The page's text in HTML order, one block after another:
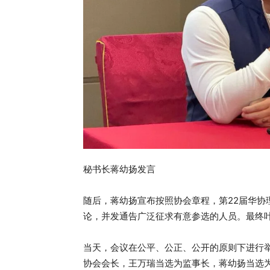
秘书长蒋幼扬发言
随后，蒋幼扬宣布按照协会章程，第22届华
论，并发通告广泛征求有意参选的人员。最终
当天，会议在公平、公正、公开的原则下进
协会会长，王万瑞当选为监事长，蒋幼扬当选